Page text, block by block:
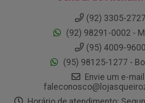
(92) 3305-2727
(92) 98291-0002 -
(95) 4009-9600
(95) 98125-1277 -
Envie um e-